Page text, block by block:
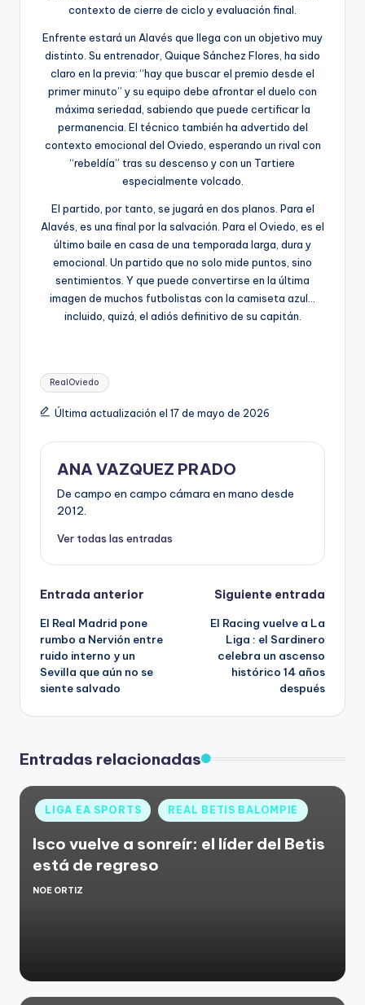
contexto de cierre de ciclo y evaluación final.
Enfrente estará un Alavés que llega con un objetivo muy
distinto. Su entrenador, Quique Sánchez Flores, ha sido
claro en la previa: “hay que buscar el premio desde el
primer minuto” y su equipo debe afrontar el duelo con
máxima seriedad, sabiendo que puede certificar la
permanencia. El técnico también ha advertido del
contexto emocional del Oviedo, esperando un rival con
“rebeldía” tras su descenso y con un Tartiere
especialmente volcado.
El partido, por tanto, se jugará en dos planos. Para el
Alavés, es una final por la salvación. Para el Oviedo, es el
último baile en casa de una temporada larga, dura y
emocional. Un partido que no solo mide puntos, sino
sentimientos. Y que puede convertirse en la última
imagen de muchos futbolistas con la camiseta azul…
incluido, quizá, el adiós definitivo de su capitán.
RealOviedo
Última actualización el 17 de mayo de 2026
ANA VAZQUEZ PRADO
De campo en campo cámara en mano desde
2012.
Ver todas las entradas
Entrada anterior
El Real Madrid pone
rumbo a Nervión entre
ruido interno y un
Sevilla que aún no se
siente salvado
Siguiente entrada
El Racing vuelve a La
Liga : el Sardinero
celebra un ascenso
histórico 14 años
después
Entradas relacionadas
LIGA EA SPORTS REAL BETIS BALOMPIE
Isco vuelve a sonreír: el líder del Betis
está de regreso
NOE ORTIZ